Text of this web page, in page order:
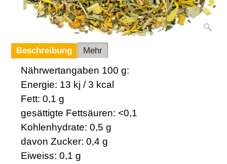
Beschreibung Mehr
Nährwertangaben 100 g:
Energie: 13 kj / 3 kcal
Fett: 0,1 g
gesättigte Fettsäuren: <0,1
Kohlenhydrate: 0,5 g
davon Zucker: 0,4 g
Eiweiss: 0,1 g